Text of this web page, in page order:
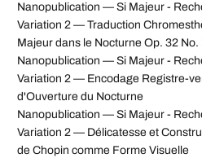
Nanopublication — Si Majeur -
Variation 2 — Traduction
Majeur dans le Nocturne Op. 32 No.
Nanopublication — Si Majeur -
Variation 2 — Encodage Registre-
d'Ouverture du Nocturne
Nanopublication — Si Majeur -
Variation 2 — Délicatesse et
de Chopin comme Forme Visuelle